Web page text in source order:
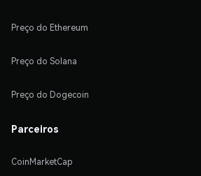
Preço do Ethereum
Preço do Solana
Preço do Dogecoin
Parceiros
CoinMarketCap